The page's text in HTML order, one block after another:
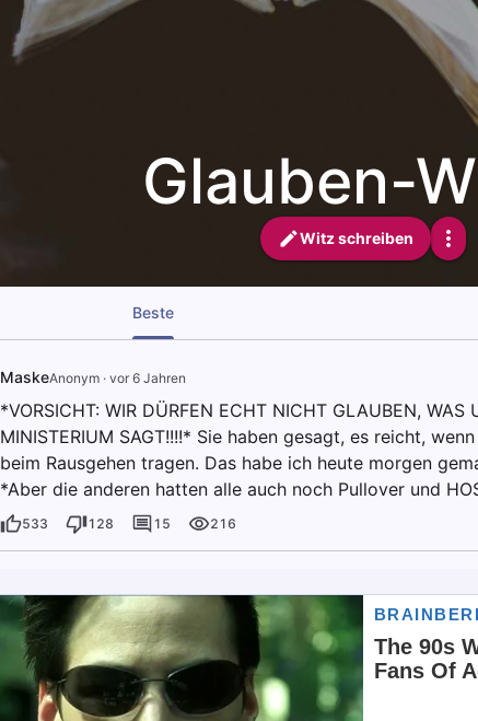
Glauben-
Witz schreiben
Beste
MaskeAnonym· vor 6 Jahren
*VORSICHT: WIR DÜRFEN ECHT NICHT GLAUBEN, WAS
MINISTERIUM SAGT!!!!* Sie haben gesagt, es reicht,
beim Rausgehen tragen. Das habe ich heute morgen
*Aber die anderen hatten alle auch noch Pullover und
533 128 15 216